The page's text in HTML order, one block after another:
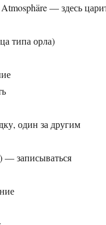
— здесь
типа орла)
один за другим
— записываться